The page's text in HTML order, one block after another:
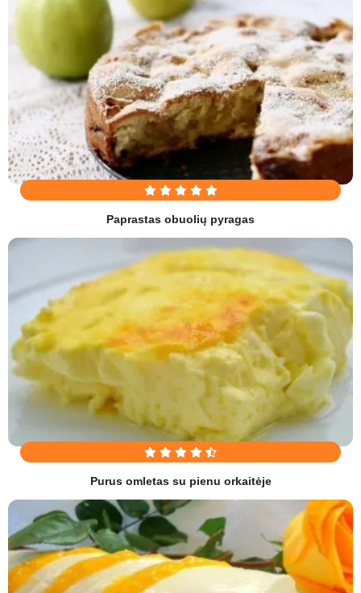
Paprastas obuolių pyragas
Purus omletas su pienu orkaitėje